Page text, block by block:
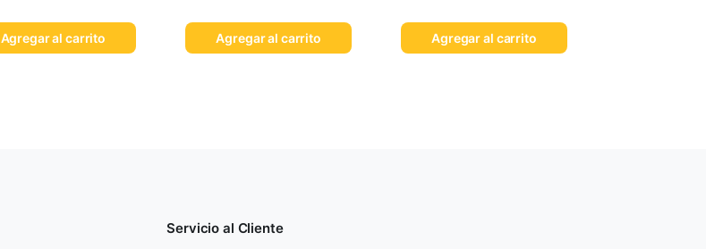
Agregar al carrito Agregar al carrito Agregar al carrito
Servicio al Cliente